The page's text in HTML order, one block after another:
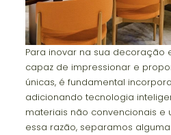
Para inovar na sua decoração
capaz de impressionar e
únicas, é fundamental
adicionando tecnologia
materiais não convencionais e
essa razão, separamos